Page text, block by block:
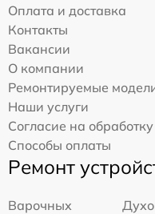
Оплата и доставка
Контакты
Вакансии
О компании
Ремонтируемые
Наши услуги
Согласие на
Способы оплаты
Ремонт
Варочных